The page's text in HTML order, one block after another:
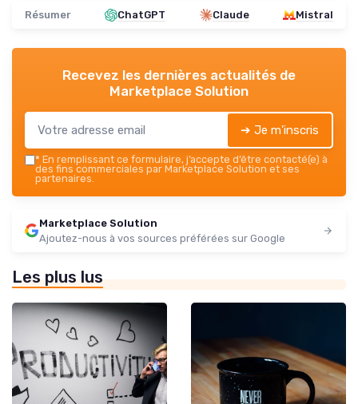
Résumer ChatGPT Claude Mistral
Recevez les dernières actualités de
Marketplace Solution
➔ Je m'inscris
* En remplissant ce formulaire, j’accepte d’être contacté(e) à
des fins commerciales par Marketplace Solution et ses
partenaires.
Marketplace Solution
Ajoutez-nous à vos sources préférées sur Google
Les plus lus